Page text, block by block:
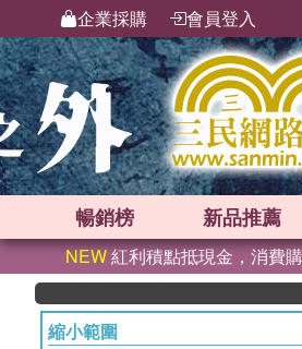
企業採購 會員登入
暢銷榜 新品推薦
NEW紅利積點抵現金，消費
縮小範圍